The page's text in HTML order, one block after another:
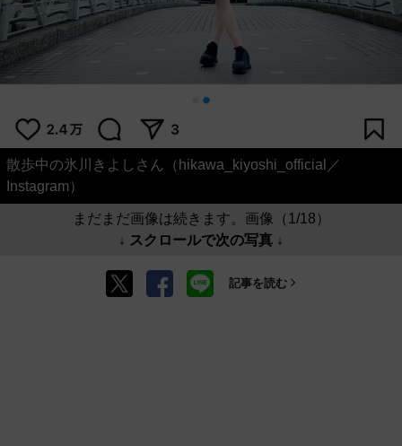
散歩中の氷川きよしさん（hikawa_kiyoshi_official／
Instagram）
まだまだ画像は続きます。画像（1/18）
↓ スクロールで次の写真 ↓
記事を読む